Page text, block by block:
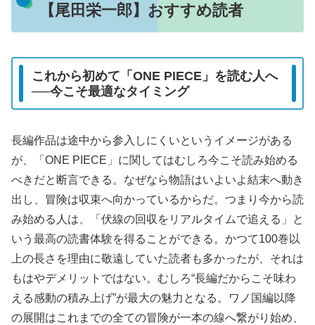
【尾田栄一郎】おすすめ読者
これから初めて「ONE PIECE」を読む人へ
──今こそ最適なタイミング
長編作品は途中から参入しにくいというイメージがある
が、「ONE PIECE」に関してはむしろ今こそ読み始める
べきだと断言できる。なぜなら物語はいよいよ結末へ動き
出し、冒険は収束へ向かっているからだ。つまり今から読
み始める人は、「伏線の回収をリアルタイムで追える」と
いう最高の読書体験を得ることができる。かつて100巻以
上の長さを理由に敬遠していた読者も多かったが、それは
もはやデメリットではない。むしろ“長編だからこそ味わ
える感動の積み上げ”が最大の魅力となる。ワノ国編以降
の展開はこれまでの全ての冒険が一本の線へ繋がり始め、